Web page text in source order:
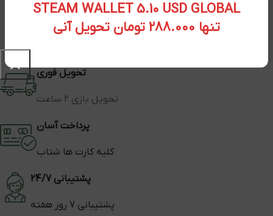
STEAM WALLET 5.10 USD GLOBAL
تنها 288.000 تومان تحویل آنی
تحویل فوری
تحویل بازی 2 ساعت
پرداخت آسان
کلیه کارت ها شتاب
پشتیبانی 24/7
پشتیبانی 7 روز هفته